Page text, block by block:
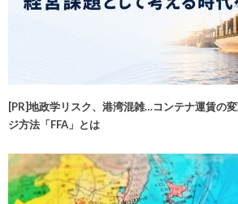
[PR]地政学リスク、港湾混雑…コンテナ運賃の
ジ方法「FFA」とは